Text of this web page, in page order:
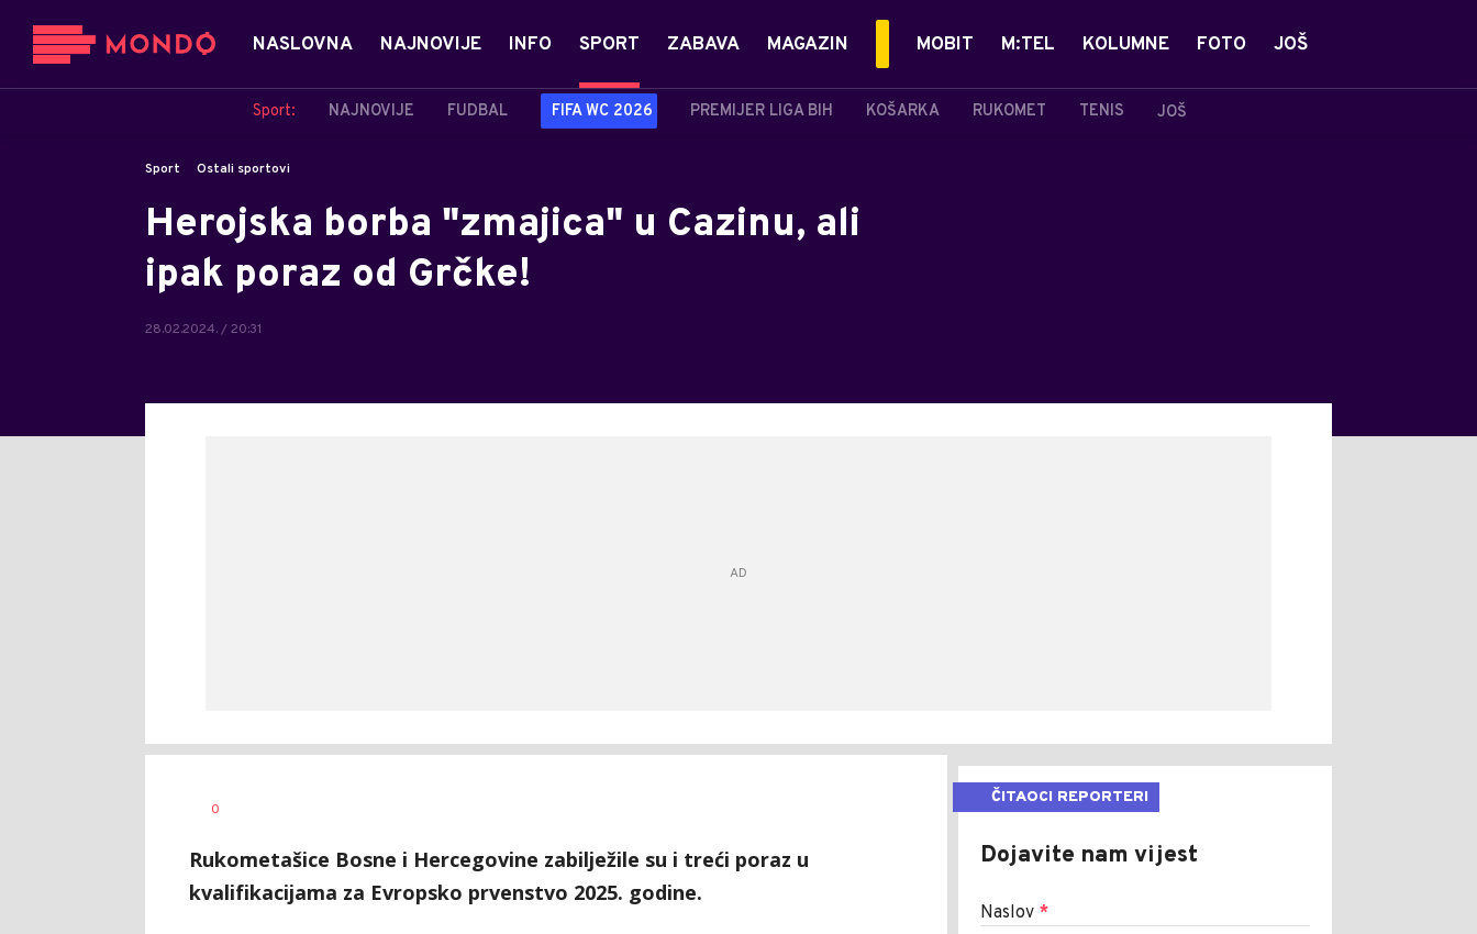
NASLOVNA NAJNOVIJE INFO SPORT
Sport: NAJNOVIJE FUDBAL FIFA WC 2026 PREMIJER LIGA BIH KOŠARKA RUKOMET TENIS JOŠ
ZABAVA MAGAZIN MOBIT M:TEL KOLUMNE FOTO JOŠ
Sport Ostali sportovi
Herojska borba "zmajica" u Cazinu, ali
ipak poraz od Grčke!
28.02.2024. / 20:31
AUTOR
0
Rukometašice Bosne i Hercegovine zabilježile su i treći poraz u
kvalifikacijama za Evropsko prvenstvo 2025. godine.
ČITAOCI REPORTERI
Dojavite nam vijest
Naslov *